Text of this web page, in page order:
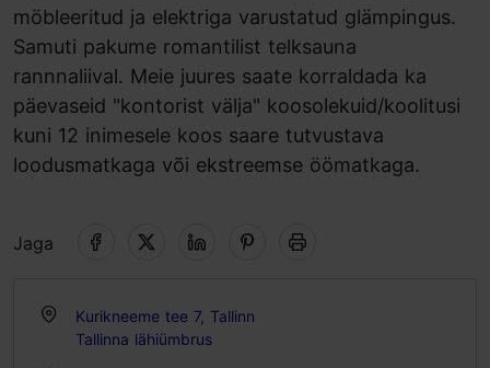
möbleeritud ja elektriga varustatud glämpingus.
Samuti pakume romantilist telksauna
rannnaliival. Meie juures saate korraldada ka
päevaseid "kontorist välja" koosolekuid/koolitusi
kuni 12 inimesele koos saare tutvustava
loodusmatkaga või ekstreemse öömatkaga.
Jaga
Kurikneeme tee 7, Tallinn
Tallinna lähiümbrus